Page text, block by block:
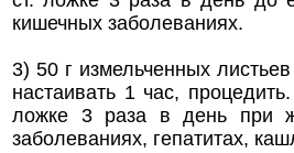
кишечных заболеваниях.
3) 50 г измельченных
настаивать 1 час,
ложке 3 раза в день при
заболеваниях, гепатитах,